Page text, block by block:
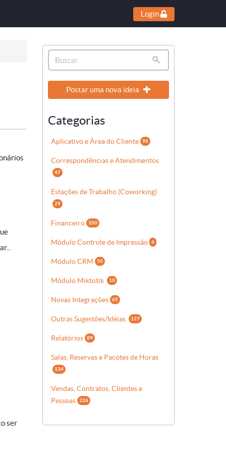
Login
ser
Postar uma nova ideia
Categorias
Aplicativo e Área do Cliente 96
Correspondências e Atendimentos
47
Estações de Trabalho (Coworking)
29
Financeiro 350
Módulo Controle de Impressão 6
Módulo CRM 50
Módulo Miktotik 10
Novas Integrações 65
Outras Sugestões/Idéias 127
Relatórios 89
Salas, Reservas e Pacotes de Horas
134
Vendas, Contratos, Clientes e
Pessoas
226